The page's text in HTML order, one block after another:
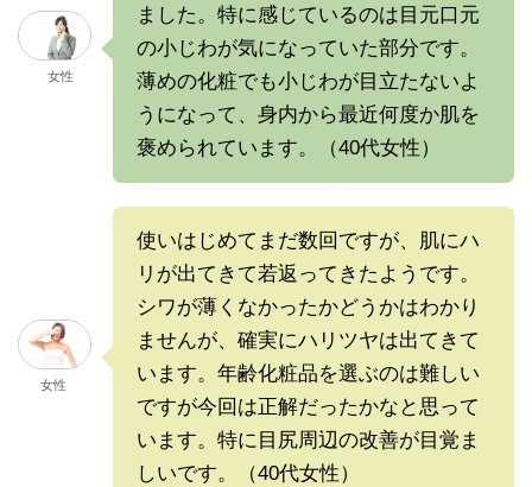
女性
ました。特に感じているのは目元口元
の小じわが気になっていた部分です。
薄めの化粧でも小じわが目立たないよ
うになって、身内から最近何度か肌を
褒められています。（40代女性）
女性
使いはじめてまだ数回ですが、肌にハ
リが出てきて若返ってきたようです。
シワが薄くなかったかどうかはわかり
ませんが、確実にハリツヤは出てきて
います。年齢化粧品を選ぶのは難しい
ですが今回は正解だったかなと思って
います。特に目尻周辺の改善が目覚ま
しいです。（40代女性）